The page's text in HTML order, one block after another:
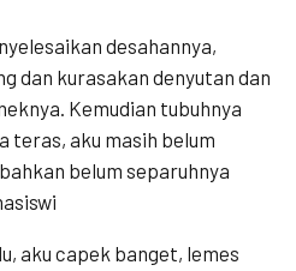
desahannya,
dan kurasakan denyutan dan
Kemudian tubuhnya
teras, aku masih belum
belum separuhnya
aku capek banget, lemes